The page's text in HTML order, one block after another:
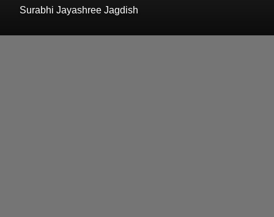
Surabhi Jayashree Jagdish